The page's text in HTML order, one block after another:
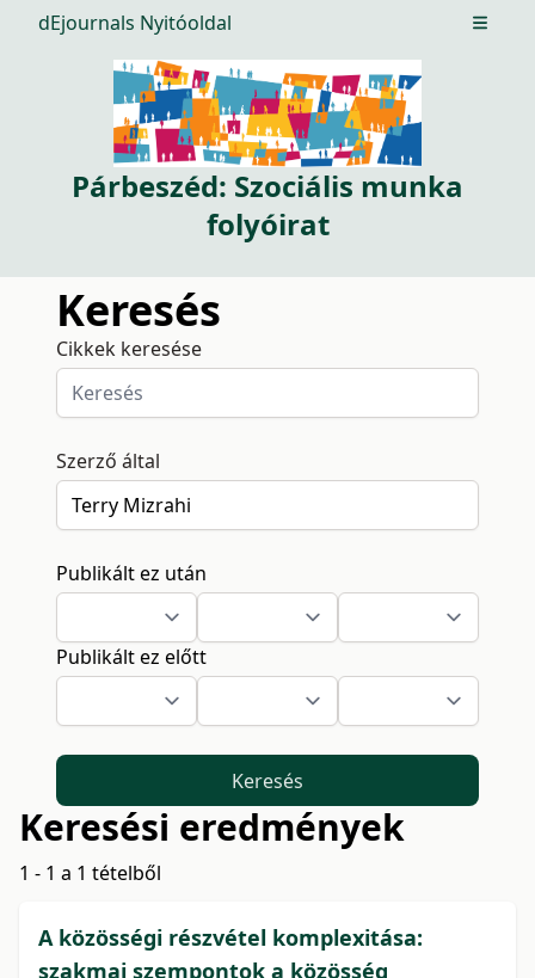
dEjournals Nyitóoldal Open
Párbeszéd: Szociális munka
folyóirat
Keresés
Cikkek keresése
Szerző által
Publikált ez után
Publikált ez előtt
Keresés
Keresési eredmények
1 - 1 a 1 tételből
A közösségi részvétel komplexitása:
szakmai szempontok a közösség